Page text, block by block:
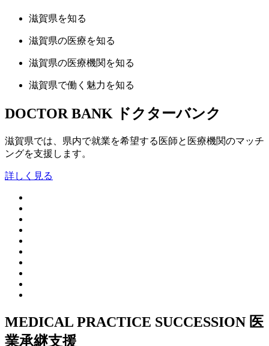
滋賀県を知る
滋賀県の医療を知る
滋賀県の医療機関 を知る
滋賀県で働く魅力 を知る
DOCTOR BANK ドクターバンク
滋賀県では、県内で就業を希望する医師と医療機関のマッチ
ングを支援します。
詳しく見る
MEDICAL PRACTICE SUCCESSION 医
業承継支援